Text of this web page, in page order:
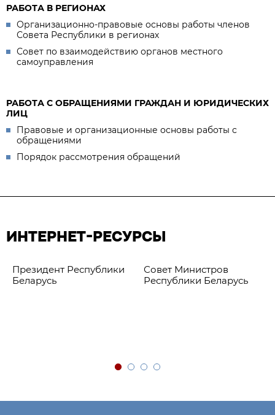
РАБОТА В РЕГИОНАХ
Организационно-правовые основы работы членов
Совета Республики в регионах
Совет по взаимодействию органов местного
самоуправления
РАБОТА С ОБРАЩЕНИЯМИ ГРАЖДАН И ЮРИДИЧЕСКИХ
ЛИЦ
Правовые и организационные основы работы с
обращениями
Порядок рассмотрения обращений
ИНТЕРНЕТ-РЕСУРСЫ
Президент Республики
Беларусь
Совет Министров
Республики Беларусь